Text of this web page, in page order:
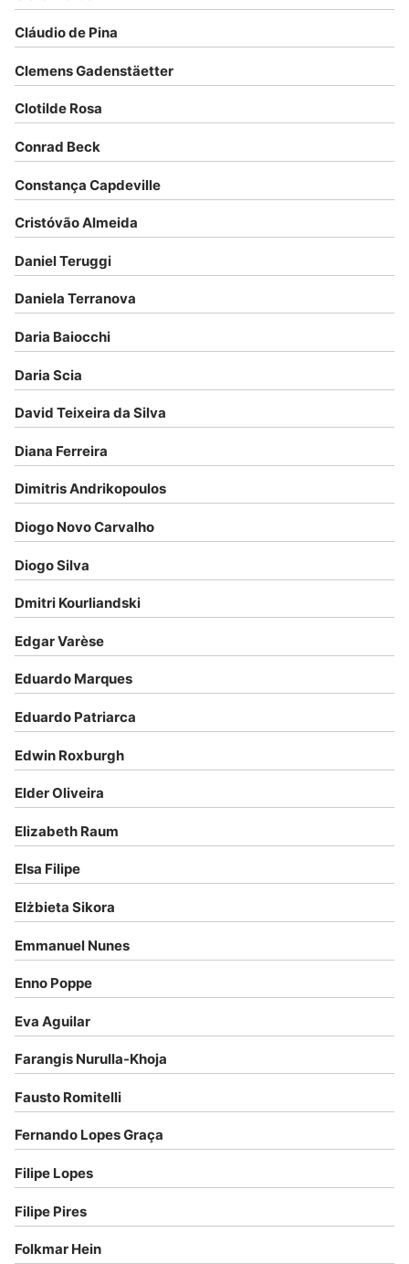
Cláudio de Pina
Clemens Gadenstäetter
Clotilde Rosa
Conrad Beck
Constança Capdeville
Cristóvão Almeida
Daniel Teruggi
Daniela Terranova
Daria Baiocchi
Daria Scia
David Teixeira da Silva
Diana Ferreira
Dimitris Andrikopoulos
Diogo Novo Carvalho
Diogo Silva
Dmitri Kourliandski
Edgar Varèse
Eduardo Marques
Eduardo Patriarca
Edwin Roxburgh
Elder Oliveira
Elizabeth Raum
Elsa Filipe
Elżbieta Sikora
Emmanuel Nunes
Enno Poppe
Eva Aguilar
Farangis Nurulla-Khoja
Fausto Romitelli
Fernando Lopes Graça
Filipe Lopes
Filipe Pires
Folkmar Hein